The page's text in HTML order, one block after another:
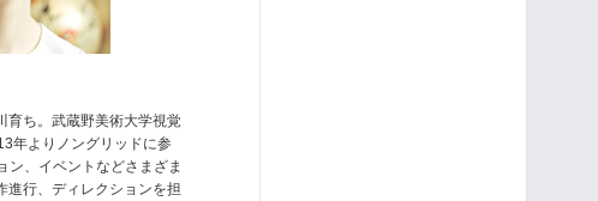
ち。武蔵野美術大学視覚
年よりノングリッドに参
ン、イベントなどさまざま
進行、ディレクションを担